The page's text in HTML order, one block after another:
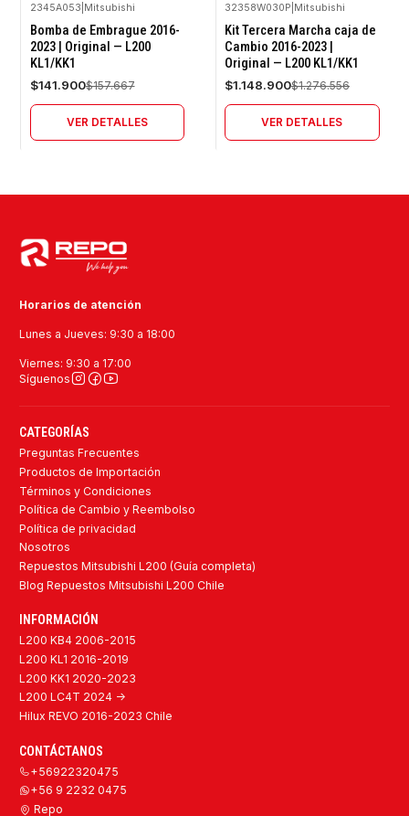
-10%
OFF
Agotado
2345A053 Mitsubishi
Bomba de Embrague 2016-
2023 | Original — L200
KL1/KK1
$141.900$157.667
VER DETALLES
-10%
OFF
Agotado
32358W030P Mitsubishi
Kit Tercera Marcha caja de
Cambio 2016-2023 |
Original — L200 KL1/KK1
$1.148.900$1.276.556
VER DETALLES
Horarios de atención
Lunes a Jueves: 9:30 a 18:00
Viernes: 9:30 a 17:00
Síguenos
CATEGORÍAS
Preguntas Frecuentes
Productos de Importación
Términos y Condiciones
Política de Cambio y Reembolso
Política de privacidad
Nosotros
Repuestos Mitsubishi L200 (Guía completa)
Blog Repuestos Mitsubishi L200 Chile
INFORMACIÓN
L200 KB4 2006-2015
L200 KL1 2016-2019
L200 KK1 2020-2023
L200 LC4T 2024 ->
Hilux REVO 2016-2023 Chile
CONTÁCTANOS
+56922320475
+56 9 2232 0475
Repo